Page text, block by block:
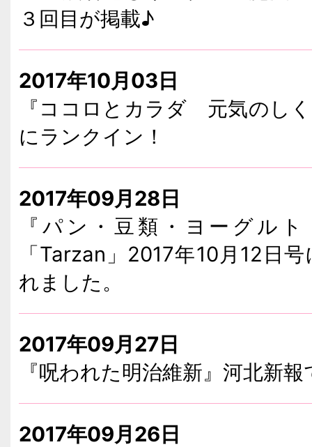
３回目が掲載♪
2017年10月03日
『ココロとカラダ 元気のし
にランクイン！
2017年09月28日
『パン・豆類・ヨーグル
「Tarzan」2017年10月12日
れました。
2017年09月27日
『呪われた明治維新』河北新
2017年09月26日